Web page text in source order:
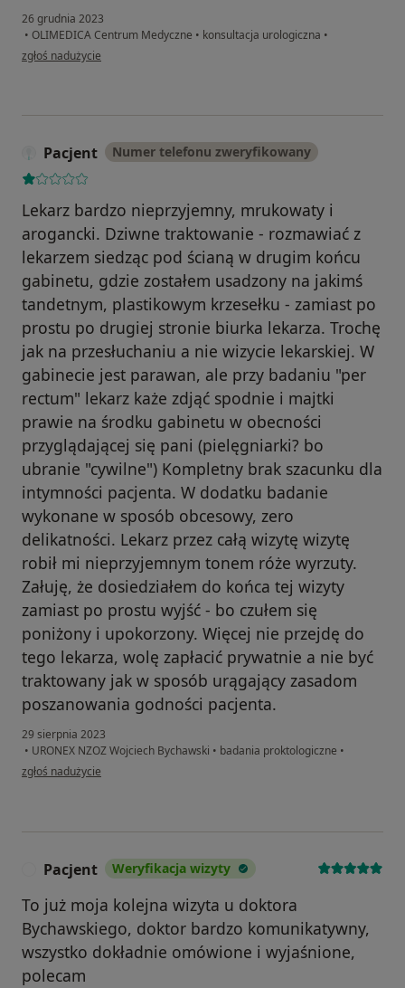
26 grudnia 2023
• OLIMEDICA Centrum Medyczne • konsultacja urologiczna •
w opinii użytkownika Damian
zgłoś nadużycie
Pacjent Numer telefonu zweryfikowany
Lekarz bardzo nieprzyjemny, mrukowaty i
arogancki. Dziwne traktowanie - rozmawiać z
lekarzem siedząc pod ścianą w drugim końcu
gabinetu, gdzie zostałem usadzony na jakimś
tandetnym, plastikowym krzesełku - zamiast po
prostu po drugiej stronie biurka lekarza. Trochę
jak na przesłuchaniu a nie wizycie lekarskiej. W
gabinecie jest parawan, ale przy badaniu "per
rectum" lekarz każe zdjąć spodnie i majtki
prawie na środku gabinetu w obecności
przyglądającej się pani (pielęgniarki? bo
ubranie "cywilne") Kompletny brak szacunku dla
intymności pacjenta. W dodatku badanie
wykonane w sposób obcesowy, zero
delikatności. Lekarz przez całą wizytę wizytę
robił mi nieprzyjemnym tonem róże wyrzuty.
Załuję, że dosiedziałem do końca tej wizyty
zamiast po prostu wyjść - bo czułem się
poniżony i upokorzony. Więcej nie przejdę do
tego lekarza, wolę zapłacić prywatnie a nie być
traktowany jak w sposób urągający zasadom
poszanowania godności pacjenta.
29 sierpnia 2023
• URONEX NZOZ Wojciech Bychawski • badania proktologiczne •
w opinii użytkownika Pacjent
zgłoś nadużycie
Pacjent Weryfikacja wizyty
To już moja kolejna wizyta u doktora
Bychawskiego, doktor bardzo komunikatywny,
wszystko dokładnie omówione i wyjaśnione,
polecam